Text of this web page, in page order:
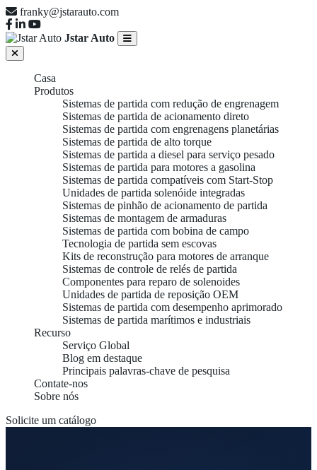
franky@jstarauto.com
Jstar Auto
Casa
Produtos
Sistemas de partida com redução de engrenagem
Sistemas de partida de acionamento direto
Sistemas de partida com engrenagens planetárias
Sistemas de partida de alto torque
Sistemas de partida a diesel para serviço pesado
Sistemas de partida para motores a gasolina
Sistemas de partida compatíveis com Start-Stop
Unidades de partida solenóide integradas
Sistemas de pinhão de acionamento de partida
Sistemas de montagem de armaduras
Sistemas de partida com bobina de campo
Tecnologia de partida sem escovas
Kits de reconstrução para motores de arranque
Sistemas de controle de relés de partida
Componentes para reparo de solenoides
Unidades de partida de reposição OEM
Sistemas de partida com desempenho aprimorado
Sistemas de partida marítimos e industriais
Recurso
Serviço Global
Blog em destaque
Principais palavras-chave de pesquisa
Contate-nos
Sobre nós
Solicite um catálogo